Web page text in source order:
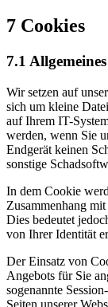
7 Cookies
7.1
Wir setzen auf
sich um kleine
auf Ihrem IT-
werden, wenn Sie
Endgerät keinen
sonstige
In dem Cookie
Zusammenhang
Dies bedeutet
von Ihrer Identität
Der Einsatz von
Angebots für Sie
sogenannte